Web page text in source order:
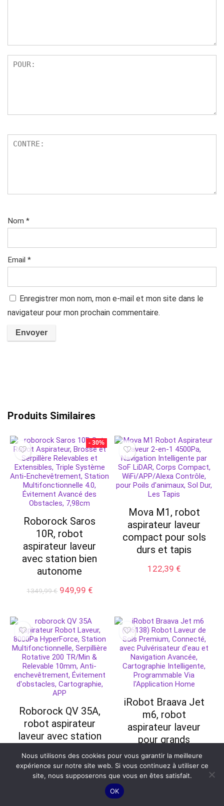
Nom *
Email *
Enregistrer mon nom, mon e-mail et mon site dans le
navigateur pour mon prochain commentaire.
Produits Similaires
- 30%
Roborock Saros
10R, robot
aspirateur laveur
avec station bien
autonome
1349,99€ Le
était :
1349,99 €.
949,99 €Le
949,99 €.
Mova M1, robot
aspirateur laveur
compact pour sols
durs et tapis
122,39 €
Roborock QV 35A,
robot aspirateur
laveur avec station
519,99€
iRobot Braava Jet
m6, robot
aspirateur laveur
pour grands
espaces
510,99 €
Nous utilisons des cookies pour vous garantir la meilleure
expérience sur notre site web. Si vous continuez à utiliser ce
site, nous supposerons que vous en êtes satisfait.
OK